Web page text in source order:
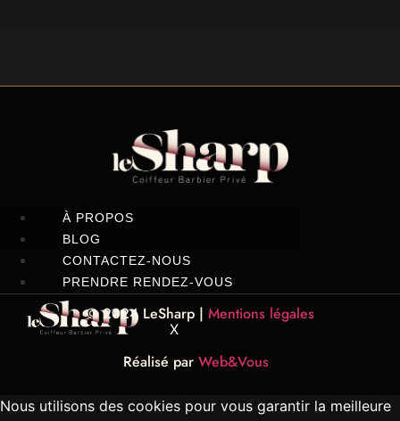
À PROPOS
BLOG
CONTACTEZ-NOUS
PRENDRE RENDEZ-VOUS
X
© 2024 LeSharp | Mentions légales
Réalisé par Web&Vous
Nous utilisons des cookies pour vous garantir la meilleure